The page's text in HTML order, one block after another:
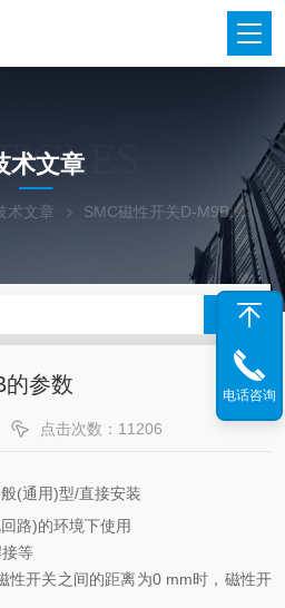
术文章
术文章 SMC磁性开关D-M9B的参数
的参数
点击次数：11206
(通用)型/直接安装
路)的环境下使用
等
性开关之间的距离为0 mm时，磁性开
电话咨询